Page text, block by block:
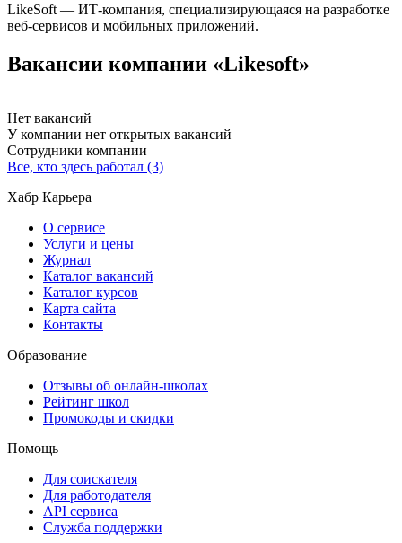
LikeSoft — ИТ-компания, специализирующаяся на разработке
веб-сервисов и мобильных приложений.
Вакансии компании «Likesoft»
Нет вакансий
У компании нет открытых вакансий
Сотрудники компании
Все, кто здесь работал (3)
Хабр Карьера
О сервисе
Услуги и цены
Журнал
Каталог вакансий
Каталог курсов
Карта сайта
Контакты
Образование
Отзывы об онлайн-школах
Рейтинг школ
Промокоды и скидки
Помощь
Для соискателя
Для работодателя
API сервиса
Служба поддержки